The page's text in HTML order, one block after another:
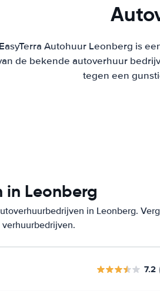
EasyTerra Autohuur Leonberg is
de bekende autoverhuur
tegen een
Leonberg
in Leonberg.
7.2